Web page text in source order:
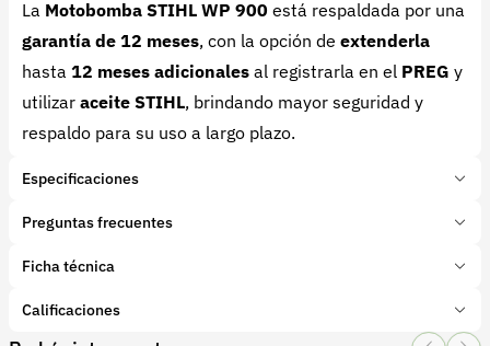
La Motobomba STIHL WP 900 está respaldada por una
garantía de 12 meses, con la opción de extenderla
hasta 12 meses adicionales al registrarla en el PREG y
utilizar aceite STIHL, brindando mayor seguridad y
respaldo para su uso a largo plazo.
Especificaciones
Marca: STIHL
Tipo de producto:
Subcategoría:
Preguntas frecuentes
¿Cuál es la capacidad máxima de desplazamiento de
tiene una capacidad
Ficha técnica
Calificaciones